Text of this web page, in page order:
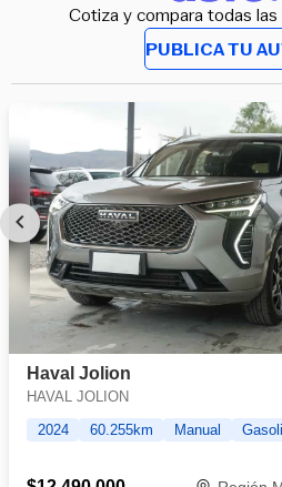
Cotiza y compara todas
PUBLICA TU